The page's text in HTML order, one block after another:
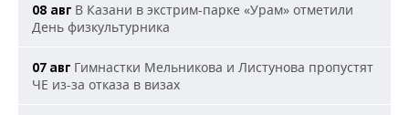
08 авг В Казани в экстрим-парке «Урам» отметили
День физкультурника
07 авг Гимнастки Мельникова и Листунова пропустят
ЧЕ из-за отказа в визах